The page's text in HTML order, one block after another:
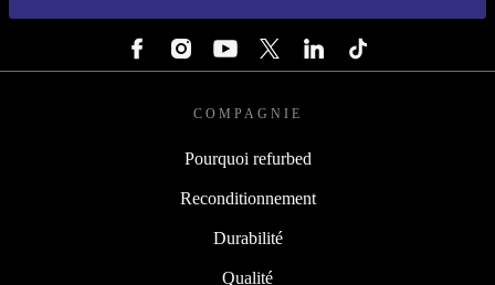
COMPAGNIE
Pourquoi refurbed
Reconditionnement
Durabilité
Qualité